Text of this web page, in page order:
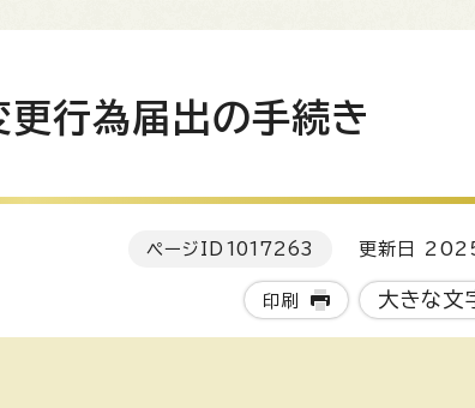
行為届出の手続き
ページID 1017263 更新日
印刷 大きな文